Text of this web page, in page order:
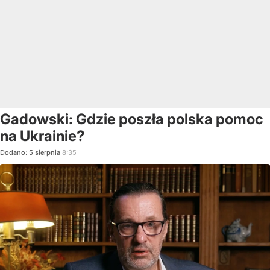
Gadowski: Gdzie poszła polska pomoc
na Ukrainie?
Dodano: 5 sierpnia 8:35